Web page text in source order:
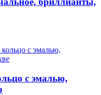
с эмалью,